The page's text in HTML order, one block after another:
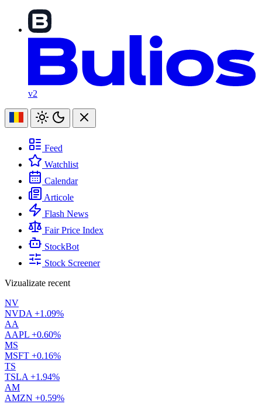
v2
Feed
Watchlist
Calendar
Articole
Flash News
Fair Price Index
StockBot
Stock Screener
Vizualizate recent
NV
NVDA +1.09%
AA
AAPL +0.60%
MS
MSFT +0.16%
TS
TSLA +1.94%
AM
AMZN +0.59%